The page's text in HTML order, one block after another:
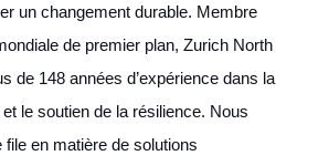
un changement durable. Membre
de premier plan, Zurich North
de 148 années d’expérience dans la
le soutien de la résilience. Nous
en matière de solutions